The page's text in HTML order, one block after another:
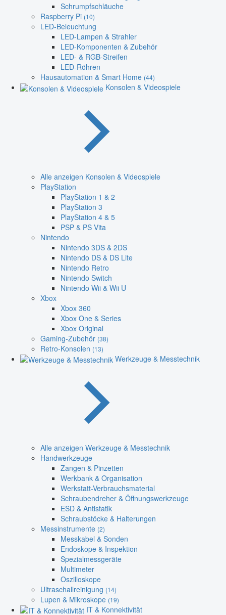
Schrumpfschläuche
Raspberry Pi (10)
LED-Beleuchtung
LED-Lampen & Strahler
LED-Komponenten & Zubehör
LED- & RGB-Streifen
LED-Röhren
Hausautomation & Smart Home (44)
Konsolen & Videospiele
Alle anzeigen Konsolen & Videospiele
PlayStation
PlayStation 1 & 2
PlayStation 3
PlayStation 4 & 5
PSP & PS Vita
Nintendo
Nintendo 3DS & 2DS
Nintendo DS & DS Lite
Nintendo Retro
Nintendo Switch
Nintendo Wii & Wii U
Xbox
Xbox 360
Xbox One & Series
Xbox Original
Gaming-Zubehör (38)
Retro-Konsolen (13)
Werkzeuge & Messtechnik
Alle anzeigen Werkzeuge & Messtechnik
Handwerkzeuge
Zangen & Pinzetten
Werkbank & Organisation
Werkstatt-Verbrauchsmaterial
Schraubendreher & Öffnungswerkzeuge
ESD & Antistatik
Schraubstöcke & Halterungen
Messinstrumente (2)
Messkabel & Sonden
Endoskope & Inspektion
Spezialmessgeräte
Multimeter
Oszilloskope
Ultraschallreinigung (14)
Lupen & Mikroskope (19)
IT & Konnektivität